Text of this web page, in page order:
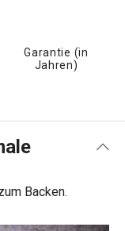
Garantie (in
Jahren)
Backen.